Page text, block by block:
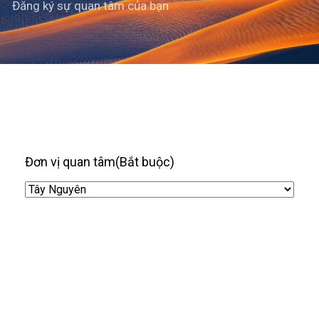
Đăng ký sự quan tâm của bạn
Đơn vị quan tâm(Bắt buộc)